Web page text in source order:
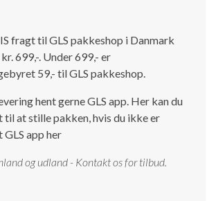
fragt til GLS pakkeshop i Danmark
699,-. Under 699,- er
59,- til GLS pakkeshop.
hent gerne GLS app. Her kan du
til at stille pakken, hvis du ikke er
GLS app her
og udland - Kontakt os for tilbud.